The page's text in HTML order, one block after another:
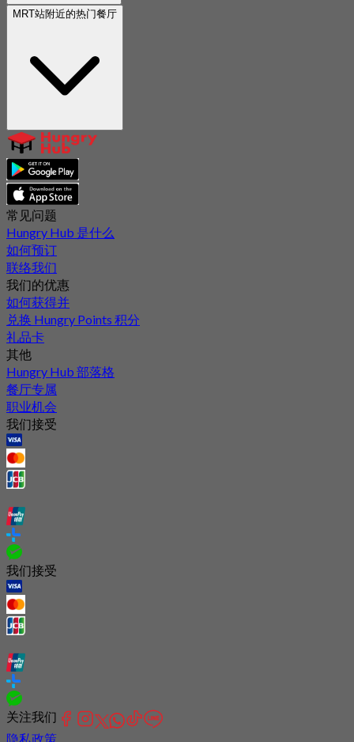
MRT站附近的热门餐厅
常见问题
Hungry Hub 是什么
如何预订
联络我们
我们的优惠
如何获得并
兑换 Hungry Points 积分
礼品卡
其他
Hungry Hub 部落格
餐厅专属
职业机会
我们接受
我们接受
关注我们
隐私政策